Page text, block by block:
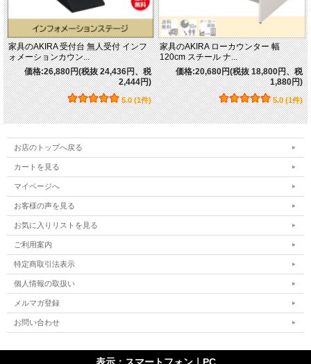
家具のAKIRA 受付台 無人受付 インフ
ォメーションカウン...
価格:26,880円(税抜 24,436円、税
2,444円)
5.0 (1件)
家具のAKIRA ローカウンター 幅
120cm スチール ナ...
価格:20,680円(税抜 18,800円、税
1,880円)
5.0 (1件)
お店のトップへ戻る
カートを見る
マイページへ
お客様の声を見る
お気に入りリストを見る
ご利用案内
特定商取引法表示
個人情報の取扱い
メルマガ登録
お問い合わせ